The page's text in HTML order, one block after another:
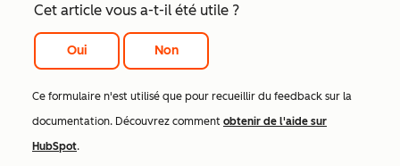
Cet article vous a-t-il été utile ?
Oui Non
Ce formulaire n'est utilisé que pour recueillir du feedback sur la
documentation. Découvrez comment obtenir de l'aide sur
HubSpot.